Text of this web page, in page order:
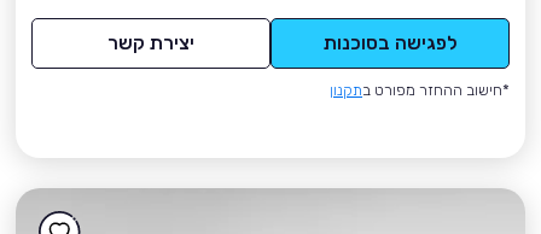
לפגישה בסוכנות יצירת קשר
*חישוב ההחזר מפורט בתקנון